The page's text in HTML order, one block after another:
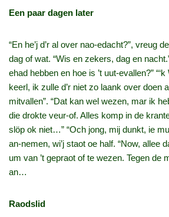
Een paar dagen later
“En he’j d’r al over nao‑edacht?”, vreug
dag of wat. “Wis en zekers, dag en
ehad hebben en hoe is ’t uut‑evallen?” “‘k
keerl, ik zulle d’r niet zo laank over doen
mitvallen”. “Dat kan wel wezen, mar ik
die drokte veur-of. Alles komp in de
slöp ok niet…” “Och jong, mij dunkt, ie
an‑nemen, wi’j staot oe half. “Now, allee
um van ’t gepraot of te wezen. Tegen de
an…
Raodslid